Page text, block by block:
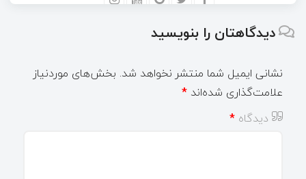
دیدگاهتان را بنویسید
نشانی ایمیل شما منتشر نخواهد شد. بخش‌های موردنیاز
علامت‌گذاری شده‌اند *
دیدگاه *